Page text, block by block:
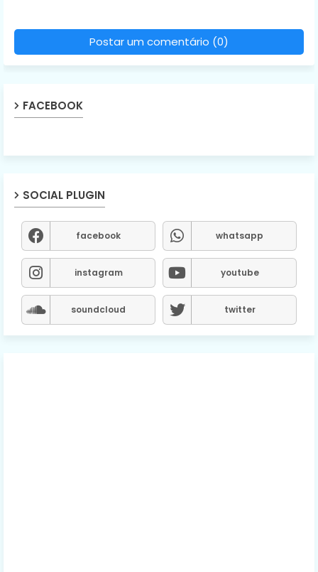
Postar um comentário (0)
FACEBOOK
SOCIAL PLUGIN
facebook whatsapp
instagram youtube
soundcloud twitter